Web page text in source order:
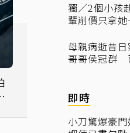
獨／2個小孩
輩削價只拿
母親病逝昔
哥哥侯冠群
即時
小刀驚爆豪